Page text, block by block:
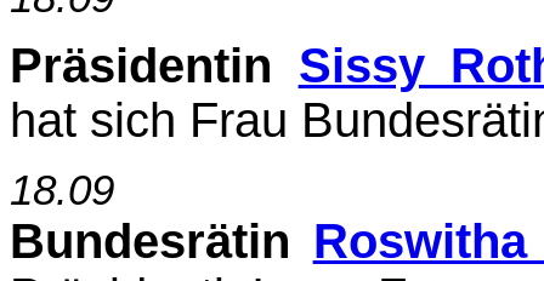
Präsidentin Sissy
hat sich Frau
18.09
Bundesrätin